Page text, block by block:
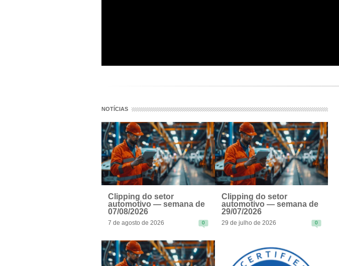
NOTÍCIAS
READ MORE
Clipping do setor
automotivo — semana de
07/08/2026
7 de agosto de 2026 0
READ MORE
Clipping do setor
automotivo — semana de
29/07/2026
29 de julho de 2026 0